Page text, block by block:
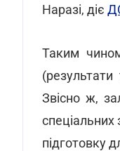
Наразі, діє
Таким
Звісно ж,
підготовку